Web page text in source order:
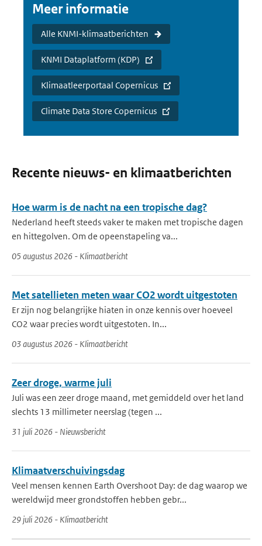
Meer informatie
Alle KNMI-klimaatberichten
KNMI Dataplatform (KDP)
Klimaatleerportaal Copernicus
Climate Data Store Copernicus
Recente nieuws- en klimaatberichten
Hoe warm is de nacht na een tropische dag?
Nederland heeft steeds vaker te maken met tropische dagen
en hittegolven. Om de opeenstapeling va...
05 augustus 2026 - Klimaatbericht
Met satellieten meten waar CO2 wordt uitgestoten
Er zijn nog belangrijke hiaten in onze kennis over hoeveel
CO2 waar precies wordt uitgestoten. In...
03 augustus 2026 - Klimaatbericht
Zeer droge, warme juli
Juli was een zeer droge maand, met gemiddeld over het land
slechts 13 millimeter neerslag (tegen ...
31 juli 2026 - Nieuwsbericht
Klimaatverschuivingsdag
Veel mensen kennen Earth Overshoot Day: de dag waarop we
wereldwijd meer grondstoffen hebben gebr...
29 juli 2026 - Klimaatbericht